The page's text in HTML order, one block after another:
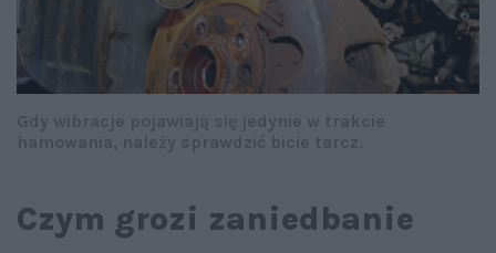
Czym grozi zaniedbanie